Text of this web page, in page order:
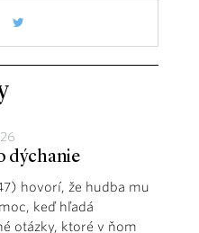
dýchanie
hovorí, že hudba mu
keď hľadá
otázky, ktoré v ňom